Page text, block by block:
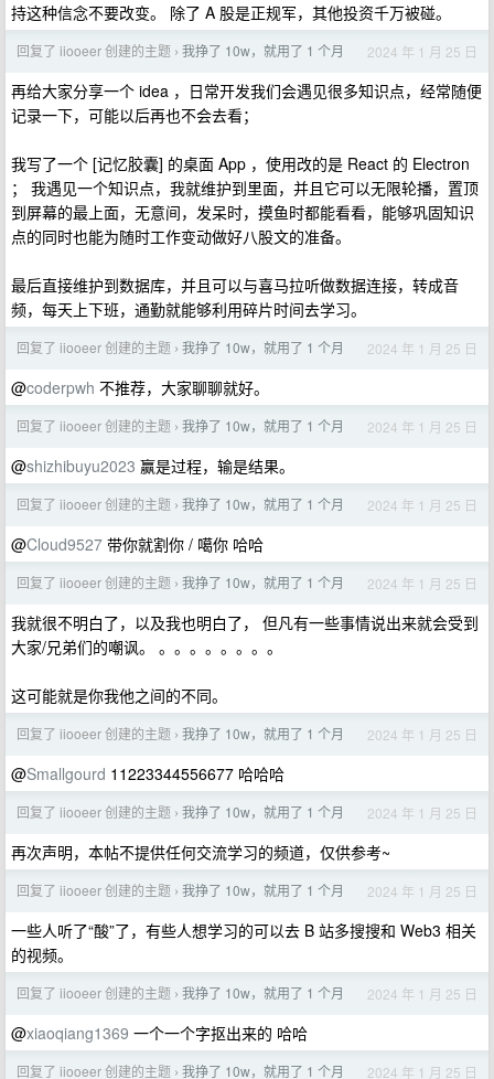
持这种信念不要改变。 除了 A 股是正规军，其他投资千万被碰。
回复了 iiooeer 创建的主题 › 我挣了 10w，就用了 1 个月 2024 年 1 月 25 日
再给大家分享一个 idea ，日常开发我们会遇见很多知识点，经常随便
记录一下，可能以后再也不会去看；
我写了一个 [记忆胶囊] 的桌面 App ，使用改的是 React 的 Electron
； 我遇见一个知识点，我就维护到里面，并且它可以无限轮播，置顶
到屏幕的最上面，无意间，发呆时，摸鱼时都能看看，能够巩固知识
点的同时也能为随时工作变动做好八股文的准备。
最后直接维护到数据库，并且可以与喜马拉听做数据连接，转成音
频，每天上下班，通勤就能够利用碎片时间去学习。
回复了 iiooeer 创建的主题 › 我挣了 10w，就用了 1 个月 2024 年 1 月 25 日
@coderpwh 不推荐，大家聊聊就好。
回复了 iiooeer 创建的主题 › 我挣了 10w，就用了 1 个月 2024 年 1 月 25 日
@shizhibuyu2023 赢是过程，输是结果。
回复了 iiooeer 创建的主题 › 我挣了 10w，就用了 1 个月 2024 年 1 月 25 日
@Cloud9527 带你就割你 / 噶你 哈哈
回复了 iiooeer 创建的主题 › 我挣了 10w，就用了 1 个月 2024 年 1 月 25 日
我就很不明白了，以及我也明白了， 但凡有一些事情说出来就会受到
大家/兄弟们的嘲讽。 。。。。。。。。
这可能就是你我他之间的不同。
回复了 iiooeer 创建的主题 › 我挣了 10w，就用了 1 个月 2024 年 1 月 25 日
@Smallgourd 11223344556677 哈哈哈
回复了 iiooeer 创建的主题 › 我挣了 10w，就用了 1 个月 2024 年 1 月 25 日
再次声明，本帖不提供任何交流学习的频道，仅供参考~
回复了 iiooeer 创建的主题 › 我挣了 10w，就用了 1 个月 2024 年 1 月 25 日
一些人听了“酸”了，有些人想学习的可以去 B 站多搜搜和 Web3 相关
的视频。
回复了 iiooeer 创建的主题 › 我挣了 10w，就用了 1 个月 2024 年 1 月 25 日
@xiaoqiang1369 一个一个字抠出来的 哈哈
回复了 iiooeer 创建的主题 › 我挣了 10w，就用了 1 个月 2024 年 1 月 25 日